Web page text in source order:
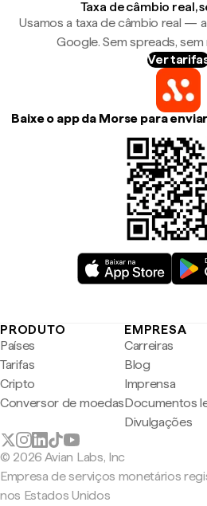
Taxa de câmbio real,
Usamos a taxa de câmbio real —
Google. Sem spreads,
Ver
Baixe o app da Morse para
PRODUTO
Países
Tarifas
Cripto
Conversor de moedas
EMPRESA
Carreiras
Blog
Imprensa
Documentos
Divulgações
© 2026 Avian Labs, Inc
Empresa de serviços monetários
nos Estados Unidos